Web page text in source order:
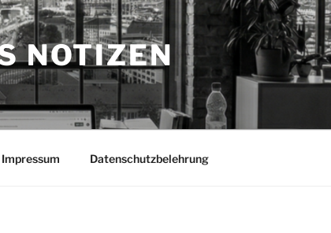
NOTIZEN
Impressum Datenschutzbelehrung